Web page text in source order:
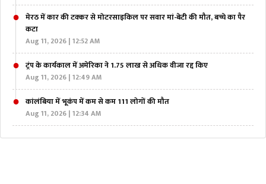
मेरठ में कार की टक्कर से मोटरसाइकिल पर सवार मां-बेटी की मौत, बच्चे का पैर
कटा
Aug 11, 2026 | 12:52 AM
ट्रंप के कार्यकाल में अमेरिका ने 1.75 लाख से अधिक वीजा रद्द किए
Aug 11, 2026 | 12:49 AM
कांलंबिया में भूकंप में कम से कम 111 लोगों की मौत
Aug 11, 2026 | 12:34 AM